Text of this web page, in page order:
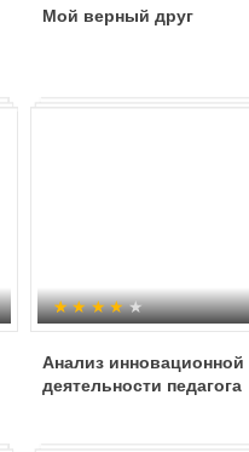
Мой верный друг
Анализ инновационной
деятельности педагога